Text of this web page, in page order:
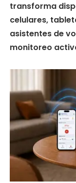
transforma
celulares,
asistentes de
monitoreo